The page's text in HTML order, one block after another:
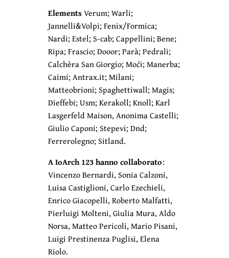
ElementsVerum; Warli;
Jannelli&Volpi; Fenix/Formica;
Nardi; Estel; S-cab; Cappellini; Bene;
Ripa; Frascio; Dooor; Parà; Pedrali;
Calchèra San Giorgio; Moći; Manerba;
Caimi; Antrax.it; Milani;
Matteobrioni; Spaghettiwall; Magis;
Dieffebi; Usm; Kerakoll; Knoll; Karl
Lasgerfeld Maison, Anonima Castelli;
Giulio Caponi; Stepevi; Dnd;
Ferrerolegno; Sitland.
A IoArch 123 hanno collaborato:
Vincenzo Bernardi, Sonia Calzoni,
Luisa Castiglioni, Carlo Ezechieli,
Enrico Giacopelli, Roberto Malfatti,
Pierluigi Molteni, Giulia Mura, Aldo
Norsa, Matteo Pericoli, Mario Pisani,
Luigi Prestinenza Puglisi, Elena
Riolo.